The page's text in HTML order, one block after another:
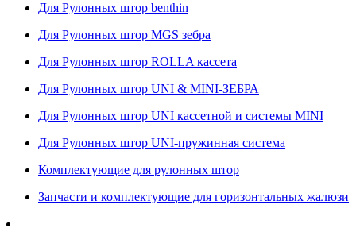
Для Рулонных штор benthin
Для Рулонных штор MGS зебра
Для Рулонных штор ROLLA кассета
Для Рулонных штор UNI & MINI-ЗЕБРА
Для Рулонных штор UNI кассетной и системы MINI
Для Рулонных штор UNI-пружинная система
Комплектующие для рулонных штор
Запчасти и комплектующие для горизонтальных жалюзи